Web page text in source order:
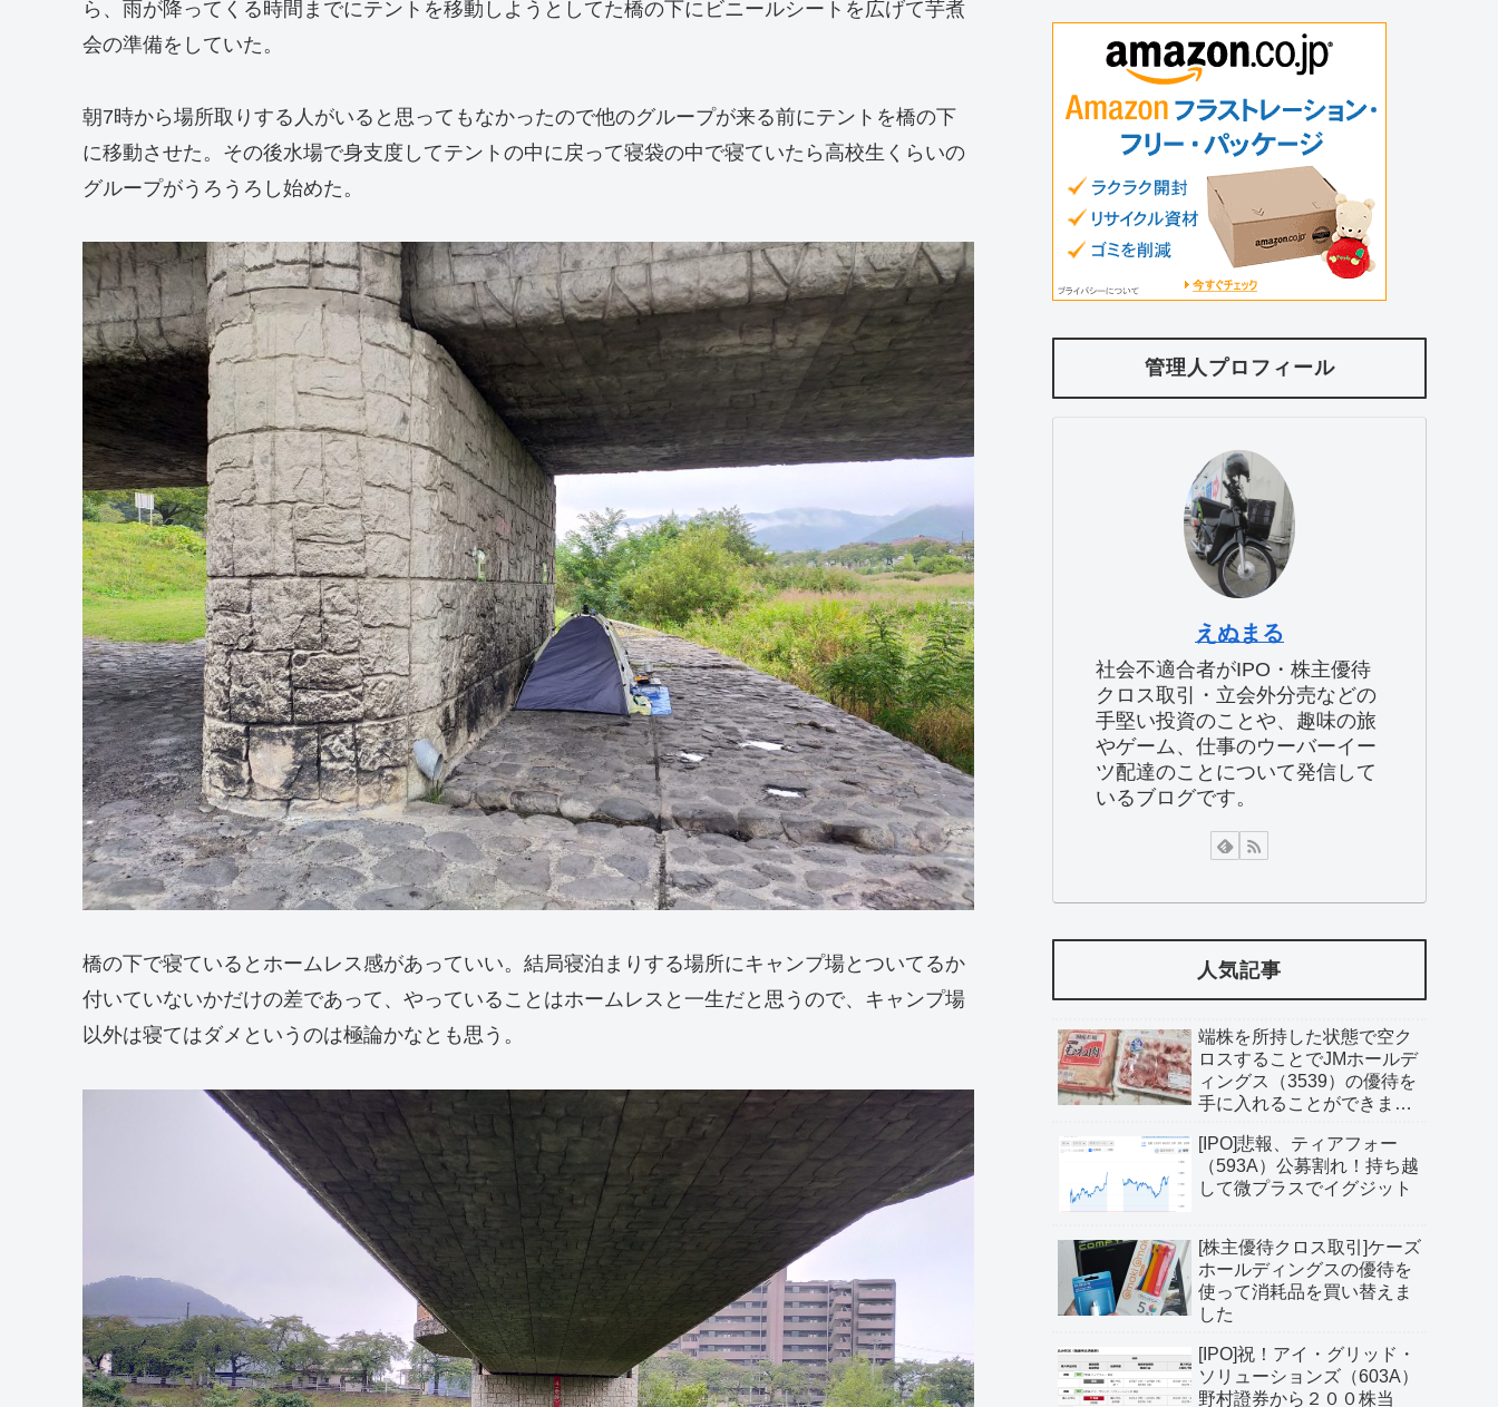
ら、雨が降ってくる時間までにテントを移動しようとしてた橋の下にビニールシートを広げて芋煮
会の準備をしていた。
朝7時から場所取りする人がいると思ってもなかったので他のグループが来る前にテントを橋の下
に移動させた。その後水場で身支度してテントの中に戻って寝袋の中で寝ていたら高校生くらいの
グループがうろうろし始めた。
橋の下で寝ているとホームレス感があっていい。結局寝泊まりする場所にキャンプ場とついてるか
付いていないかだけの差であって、やっていることはホームレスと一生だと思うので、キャンプ場
以外は寝てはダメというのは極論かなとも思う。
管理人プロフィール
えぬまる
社会不適合者がIPO・株主優待
クロス取引・立会外分売などの
手堅い投資のことや、趣味の旅
やゲーム、仕事のウーバーイー
ツ配達のことについて発信して
いるブログです。
人気記事
端株を所持した状態で空ク
ロスすることでJMホールデ
ィングス（3539）の優待を
手に入れることができまし
[IPO]悲報、ティアフォー
（593A）公募割れ！持ち越
して微プラスでイグジット
[株主優待クロス取引]ケーズ
ホールディングスの優待を
使って消耗品を買い替えま
した
[IPO]祝！アイ・グリッド・
ソリューションズ（603A）
野村證券から２００株当